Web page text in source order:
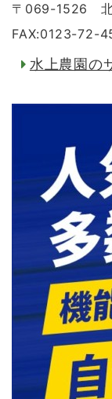
〒069-1526 北
FAX:0123-72-
水上農園の